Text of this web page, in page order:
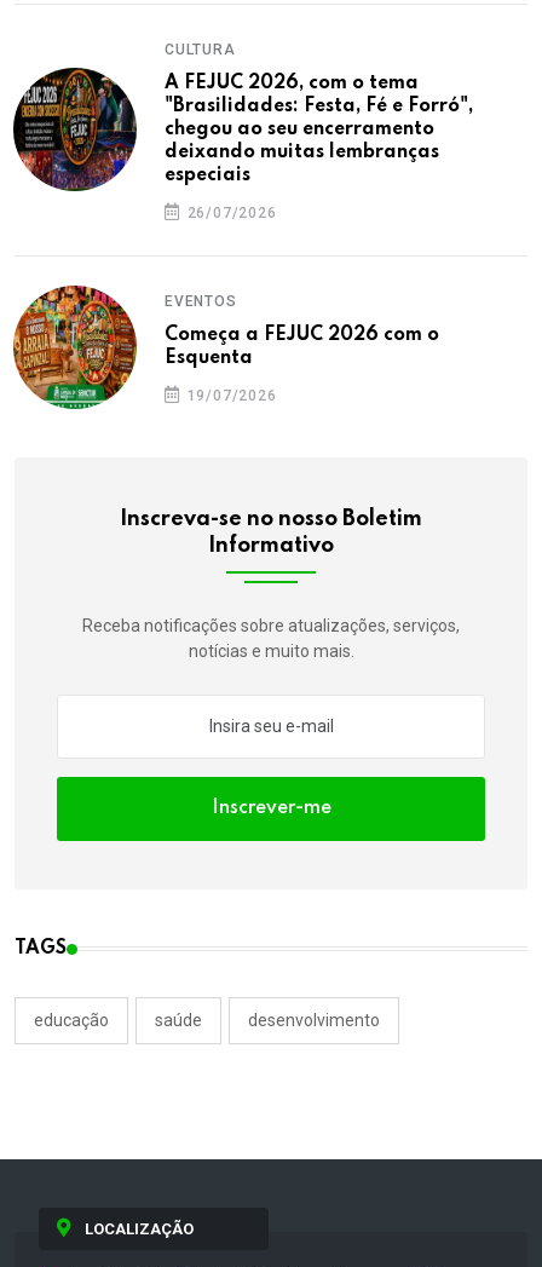
CULTURA
A FEJUC 2026, com o tema
"Brasilidades: Festa, Fé e Forró",
chegou ao seu encerramento
deixando muitas lembranças
especiais
26/07/2026
EVENTOS
Começa a FEJUC 2026 com o
Esquenta
19/07/2026
Inscreva-se no nosso Boletim
Informativo
Receba notificações sobre atualizações, serviços,
notícias e muito mais.
Inscrever-me
TAGS
educação saúde desenvolvimento
LOCALIZAÇÃO